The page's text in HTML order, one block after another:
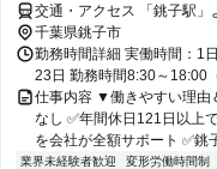
交通・アクセス 「銚子駅」
千葉県銚子市
勤務時間詳細 実働時間：1
23日 勤務時間8:30～18:00
仕事内容 ▼働きやすい理由
なし ✅年間休日121日以上
を会社が全額サポート ✅銚
業界未経験者歓迎 変形労働時間制